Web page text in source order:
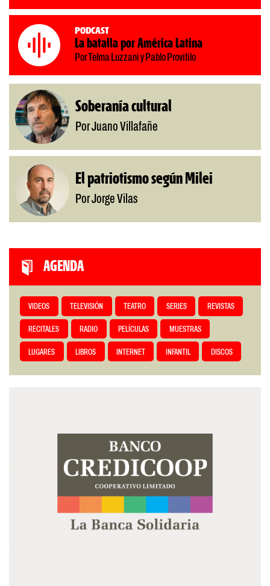
Podcast
La batalla por América Latina
Por Telma Luzzani y Pablo Provitilo
Soberanía cultural
Por Juano Villafañe
El patriotismo según Milei
Por Jorge Vilas
AGENDA
VIDEOS TELEVISIÓN TEATRO SERIES REVISTAS
RECITALES RADIO PELÍCULAS MUESTRAS
LUGARES LIBROS INTERNET INFANTIL DISCOS